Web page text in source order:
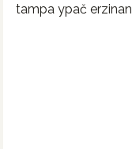
tampa ypač